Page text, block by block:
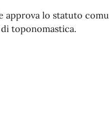
approva lo statuto
toponomastica.